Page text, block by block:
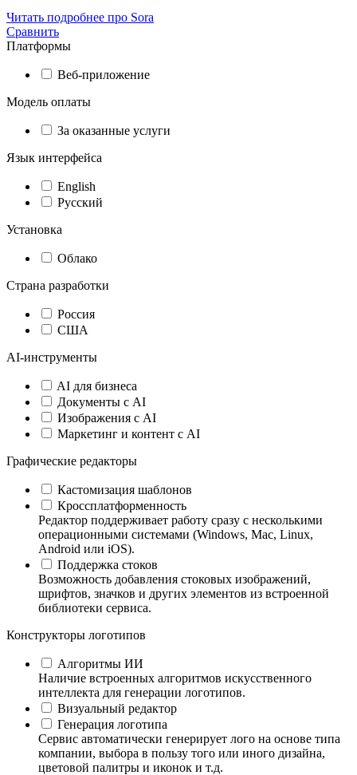
Читать подробнее про Sora
Сравнить
Платформы
Веб-приложение
Модель оплаты
За оказанные услуги
Язык интерфейса
English
Русский
Установка
Облако
Страна разработки
Россия
США
AI-инструменты
AI для бизнеса
Документы с AI
Изображения с AI
Маркетинг и контент с AI
Графические редакторы
Кастомизация шаблонов
Кроссплатформенность
Редактор поддерживает работу сразу с несколькими
операционными системами (Windows, Mac, Linux,
Android или iOS).
Поддержка стоков
Возможность добавления стоковых изображений,
шрифтов, значков и других элементов из встроенной
библиотеки сервиса.
Конструкторы логотипов
Алгоритмы ИИ
Наличие встроенных алгоритмов искусственного
интеллекта для генерации логотипов.
Визуальный редактор
Генерация логотипа
Сервис автоматически генерирует лого на основе типа
компании, выбора в пользу того или иного дизайна,
цветовой палитры и иконок и т.д.